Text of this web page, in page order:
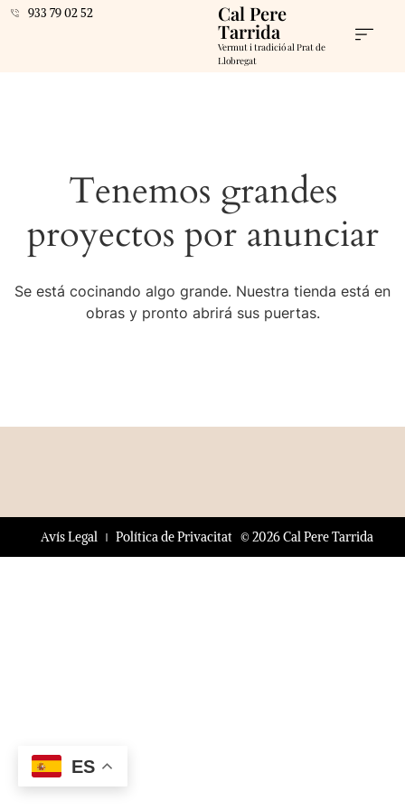
933 79 02 52 Cal Pere
Tarrida
Vermut i tradició al Prat de
Llobregat
Tenemos grandes
proyectos por anunciar
Se está cocinando algo grande. Nuestra tienda está en
obras y pronto abrirá sus puertas.
© 2026 Cal Pere Tarrida
Avís Legal Política de Privacitat
ES